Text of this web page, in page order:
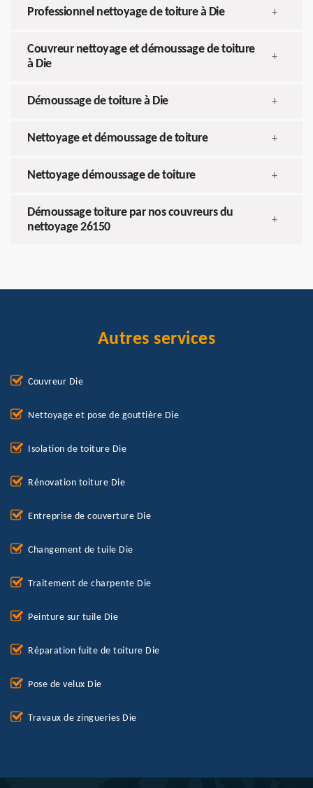
Professionnel nettoyage de toiture à Die +
Couvreur nettoyage et démoussage de toiture
à Die
+
Démoussage de toiture à Die +
Nettoyage et démoussage de toiture +
Nettoyage démoussage de toiture +
Démoussage toiture par nos couvreurs du
nettoyage 26150
+
Autres services
Couvreur Die
Nettoyage et pose de gouttière Die
Isolation de toiture Die
Rénovation toiture Die
Entreprise de couverture Die
Changement de tuile Die
Traitement de charpente Die
Peinture sur tuile Die
Réparation fuite de toiture Die
Pose de velux Die
Travaux de zingueries Die